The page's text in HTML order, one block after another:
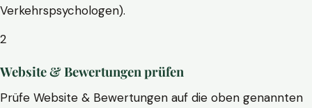
Verkehrspsychologen).
2
Website & Bewertungen prüfen
Prüfe Website & Bewertungen auf die oben genannten